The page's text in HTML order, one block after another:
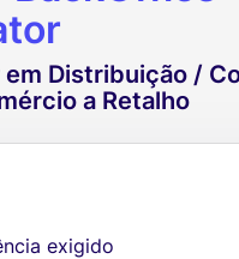
em Distribuição /
a Retalho
exigido